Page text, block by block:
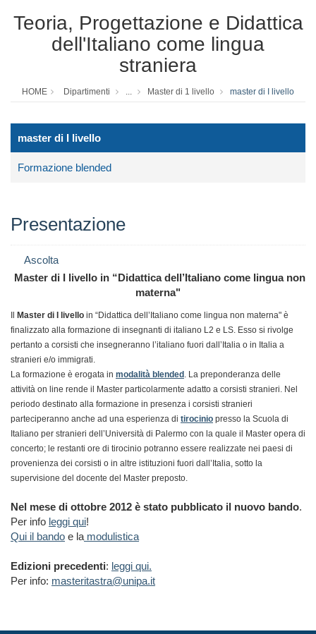
Teoria, Progettazione e Didattica
dell'Italiano come lingua
straniera
HOME Dipartimenti ... Master di 1 livello master di I livello
master di I livello
Formazione blended
Presentazione
Ascolta
Master di I livello in “Didattica dell’Italiano come lingua non
materna"
Master di I livello in “Didattica dell’Italiano come lingua non materna" è
finalizzato alla formazione di insegnanti di italiano L2 e LS. Esso si rivolge
pertanto a corsisti che insegneranno l’italiano fuori dall’Italia o in Italia a
stranieri e/o immigrati.
La formazione è erogata in modalità blended . La preponderanza delle
attività on line rende il Master particolarmente adatto a corsisti stranieri. Nel
periodo destinato alla formazione in presenza i corsisti stranieri
parteciperanno anche ad una esperienza di tirocinio presso la Scuola di
Italiano per stranieri dell’Università di Palermo con la quale il Master opera di
concerto; le restanti ore di tirocinio potranno essere realizzate nei paesi di
provenienza dei corsisti o in altre istituzioni fuori dall’Italia, sotto la
supervisione del docente del Master preposto.
Nel mese di ottobre 2012 è stato pubblicato il nuovo bando.
Per info leggi qui!
Qui il bando e la modulistica
Edizioni precedenti: leggi qui.
Per info: masteritastra@unipa.it